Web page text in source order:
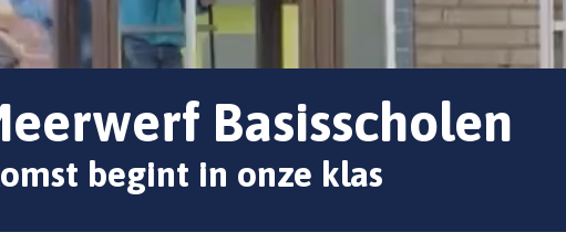
Basisscholen
begint in onze klas